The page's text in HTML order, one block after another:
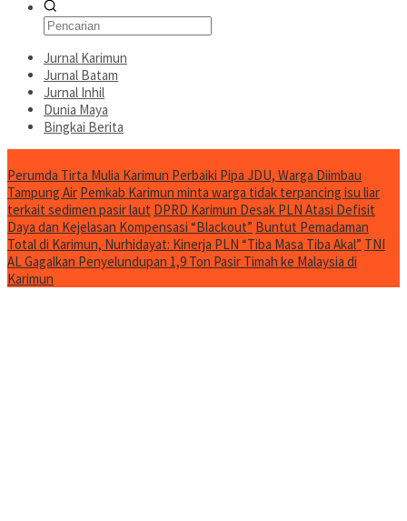
Jurnal Karimun
Jurnal Batam
Jurnal Inhil
Dunia Maya
Bingkai Berita
Perumda Tirta Mulia Karimun Perbaiki Pipa JDU, Warga Diimbau
Tampung Air Pemkab Karimun minta warga tidak terpancing isu liar
terkait sedimen pasir laut DPRD Karimun Desak PLN Atasi Defisit
Daya dan Kejelasan Kompensasi “Blackout” Buntut Pemadaman
Total di Karimun, Nurhidayat: Kinerja PLN “Tiba Masa Tiba Akal” TNI
AL Gagalkan Penyelundupan 1,9 Ton Pasir Timah ke Malaysia di
Karimun